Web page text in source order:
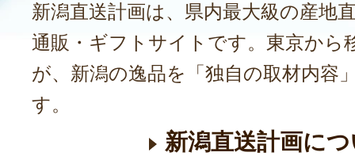
新潟直送計画は、県内最大級の産地
通販・ギフトサイトです。東京から
が、新潟の逸品を「独自の取材内容
す。
新潟直送計画に